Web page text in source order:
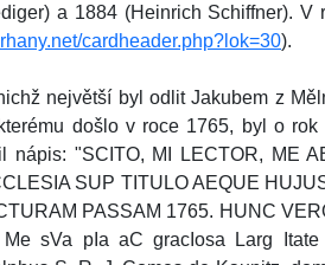
a 1884 (Heinrich Schiffner).
cardheader.php?lok=30).
největší byl odlit Jakubem z
došlo v roce 1765, byl o
"SCITO, MI LECTOR, ME
SUP TITULO AEQUE
PASSAM 1765. HUNC
sVa pIa aC gracIosa Larg